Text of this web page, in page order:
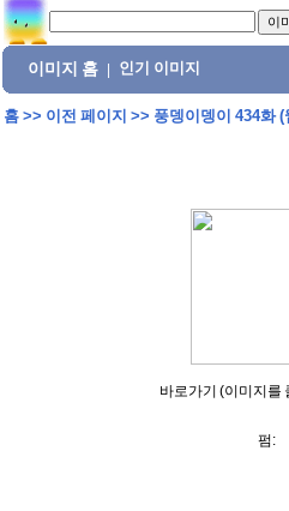
이미지 홈 인기 이미지
홈>> 이전 페이지 >> 풍뎅이뎅이 434화 (
바로가기 (이미지를
펌: